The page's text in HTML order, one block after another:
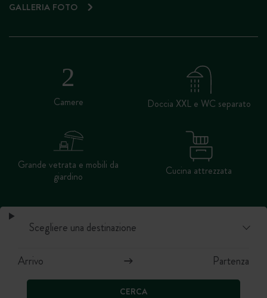
GALLERIA FOTO
Camere Doccia XXL e WC separato
Grande vetrata e mobili da
giardino
Cucina attrezzata
CERCA